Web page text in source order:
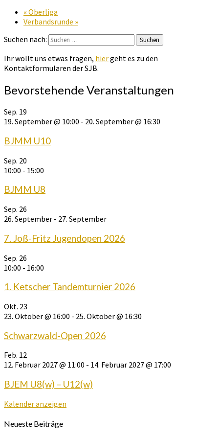
« Oberliga
Verbandsrunde »
Suchen nach:
Suchen
Ihr wollt uns etwas fragen, hiergeht es zu den
Kontaktformularen der SJB.
Bevorstehende Veranstaltungen
Sep. 19
19. September @ 10:00 - 20. September @ 16:30
BJMM U10
Sep. 20
10:00 - 15:00
BJMM U8
Sep. 26
26. September - 27. September
7. Joß-Fritz Jugendopen 2026
Sep. 26
10:00 - 16:00
1. Ketscher Tandemturnier 2026
Okt. 23
23. Oktober @ 16:00 - 25. Oktober @ 16:30
Schwarzwald-Open 2026
Feb. 12
12. Februar 2027 @ 11:00 - 14. Februar 2027 @ 17:00
BJEM U8(w) – U12(w)
Kalender anzeigen
Neueste Beiträge